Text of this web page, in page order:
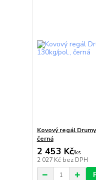
Kovový regál
černá
2 453 Kč/ks
2 027 Kč bez DPH